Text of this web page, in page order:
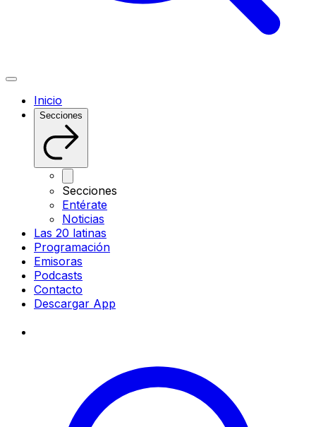
Inicio
Secciones
Secciones
Entérate
Noticias
Las 20 latinas
Programación
Emisoras
Podcasts
Contacto
Descargar App